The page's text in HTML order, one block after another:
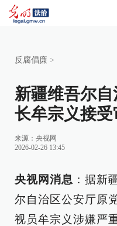
反腐倡廉 >
新疆维吾尔
长牟宗义接
来源： 央视网
2026-02-26 13:45
央视网消息 ：据新
尔自治区公安厅原
视员牟宗义涉嫌严